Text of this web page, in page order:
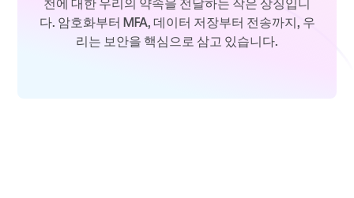
천에 대한 우리의 약속을 전달하는 작은 상징입니
다. 암호화부터 MFA, 데이터 저장부터 전송까지, 우
리는 보안을 핵심으로 삼고 있습니다.